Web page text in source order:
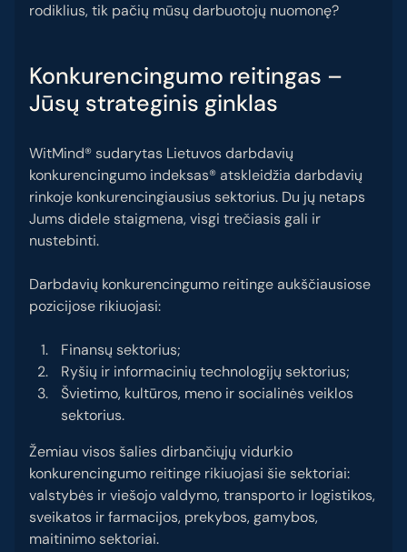
rodiklius, tik pačių mūsų darbuotojų nuomonę?
Konkurencingumo reitingas –
Jūsų strateginis ginklas
WitMind® sudarytas Lietuvos darbdavių
konkurencingumo indeksas® atskleidžia darbdavių
rinkoje konkurencingiausius sektorius. Du jų netaps
Jums didele staigmena, visgi trečiasis gali ir
nustebinti.
Darbdavių konkurencingumo reitinge aukščiausiose
pozicijose rikiuojasi:
Finansų sektorius;
Ryšių ir informacinių technologijų sektorius;
Švietimo, kultūros, meno ir socialinės veiklos
sektorius.
Žemiau visos šalies dirbančiųjų vidurkio
konkurencingumo reitinge rikiuojasi šie sektoriai:
valstybės ir viešojo valdymo, transporto ir logistikos,
sveikatos ir farmacijos, prekybos, gamybos,
maitinimo sektoriai.